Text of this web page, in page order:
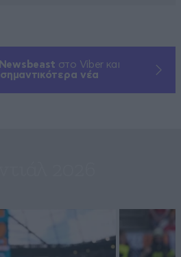
Newsbeast στο Viber και
σημαντικότερα νέα